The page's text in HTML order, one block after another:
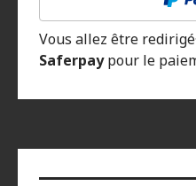
Vous allez être
Saferpaypour le